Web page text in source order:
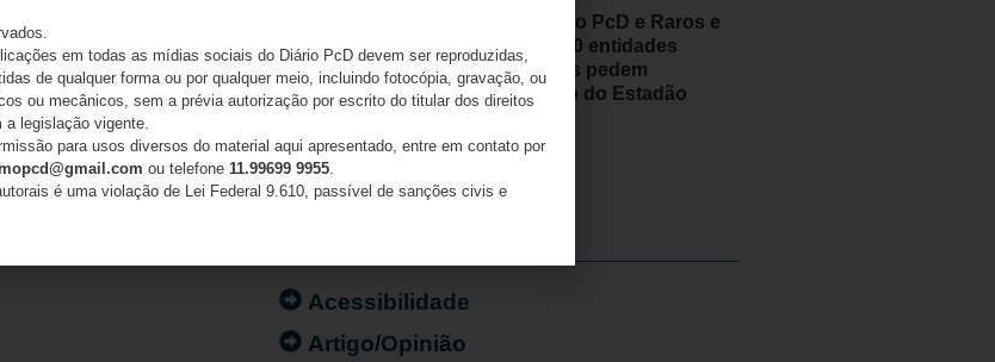
Movimento PcD e Raros e
mais de 50 entidades
brasileiras pedem
retratação do Estadão
06/08/2026
Acessibilidade
Artigo/Opinião
em todas as mídias sociais do Diário PcD devem ser reproduzidas,
de qualquer forma ou por qualquer meio, incluindo fotocópia, gravação, ou
ou mecânicos, sem a prévia autorização por escrito do titular dos direitos
a legislação vigente.
para usos diversos do material aqui apresentado, entre em contato por
ou telefone 11.99699 9955.
é uma violação de Lei Federal 9.610, passível de sanções civis e